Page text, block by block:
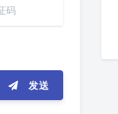
夜间模式
发送